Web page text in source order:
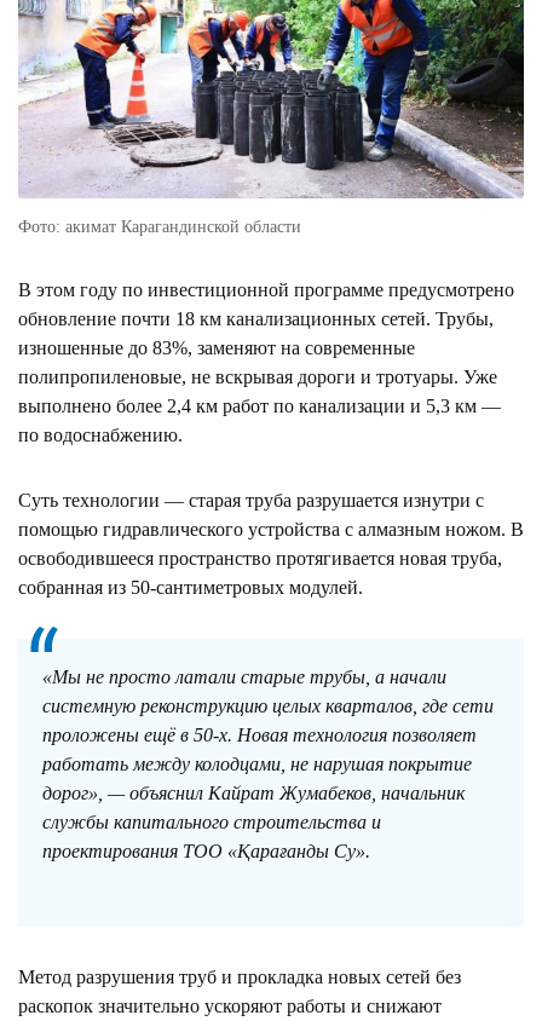
Фото: акимат Карагандинской области
В этом году по инвестиционной программе предусмотрено
обновление почти 18 км канализационных сетей. Трубы,
изношенные до 83%, заменяют на современные
полипропиленовые, не вскрывая дороги и тротуары. Уже
выполнено более 2,4 км работ по канализации и 5,3 км —
по водоснабжению.
Суть технологии — старая труба разрушается изнутри с
помощью гидравлического устройства с алмазным ножом. В
освободившееся пространство протягивается новая труба,
собранная из 50-сантиметровых модулей.
«Мы не просто латали старые трубы, а начали
системную реконструкцию целых кварталов, где сети
проложены ещё в 50-х. Новая технология позволяет
работать между колодцами, не нарушая покрытие
дорог», — объяснил Кайрат Жумабеков, начальник
службы капитального строительства и
проектирования ТОО «Қарағанды Су».
Метод разрушения труб и прокладка новых сетей без
раскопок значительно ускоряют работы и снижают